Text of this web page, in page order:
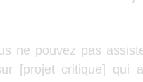
ne pouvez pas
[projet critique] qui